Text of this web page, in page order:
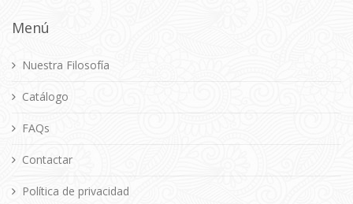
Menú
Nuestra Filosofía
Catálogo
FAQs
Contactar
Política de privacidad